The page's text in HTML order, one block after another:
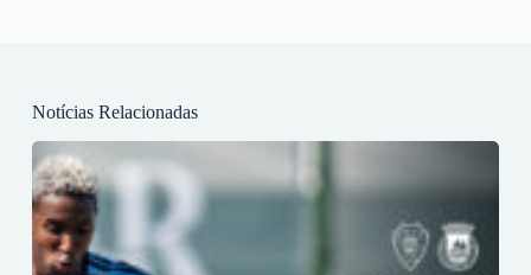
Notícias Relacionadas